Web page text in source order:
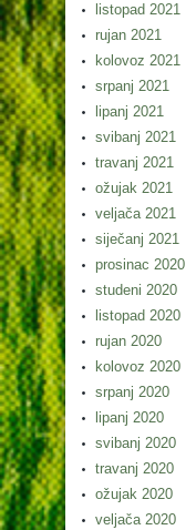
listopad 2021
rujan 2021
kolovoz 2021
srpanj 2021
lipanj 2021
svibanj 2021
travanj 2021
ožujak 2021
veljača 2021
siječanj 2021
prosinac 2020
studeni 2020
listopad 2020
rujan 2020
kolovoz 2020
srpanj 2020
lipanj 2020
svibanj 2020
travanj 2020
ožujak 2020
veljača 2020